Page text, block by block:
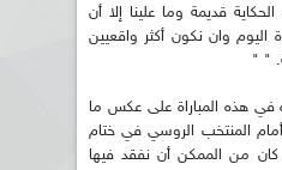
قديمة وما علينا إلا أن
اليوم وان نكون أكثر واقعيين
" "
في هذه المباراة على عكس ما
أمام المنتخب الروسي في ختام
كان من الممكن أن نفقد فيها